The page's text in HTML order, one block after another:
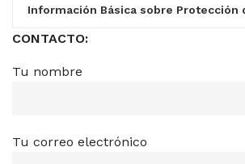
Información Básica sobre Protección
CONTACTO:
Tu nombre
Tu correo electrónico